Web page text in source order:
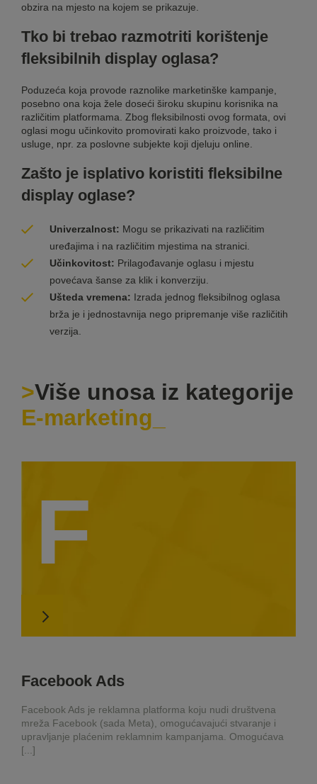
obzira na mjesto na kojem se prikazuje.
Tko bi trebao razmotriti korištenje
fleksibilnih display oglasa?
Poduzeća koja provode raznolike marketinške kampanje,
posebno ona koja žele doseći široku skupinu korisnika na
različitim platformama. Zbog fleksibilnosti ovog formata, ovi
oglasi mogu učinkovito promovirati kako proizvode, tako i
usluge, npr. za poslovne subjekte koji djeluju online.
Zašto je isplativo koristiti fleksibilne
display oglase?
Univerzalnost: Mogu se prikazivati na različitim
uređajima i na različitim mjestima na stranici.
Učinkovitost: Prilagođavanje oglasu i mjestu
povećava šanse za klik i konverziju.
Ušteda vremena: Izrada jednog fleksibilnog oglasa
brža je i jednostavnija nego pripremanje više različitih
verzija.
Više unosa iz kategorije
E-marketing
F
Facebook Ads
Facebook Ads je reklamna platforma koju nudi društvena
mreža Facebook (sada Meta), omogućavajući stvaranje i
upravljanje plaćenim reklamnim kampanjama. Omogućava
[...]